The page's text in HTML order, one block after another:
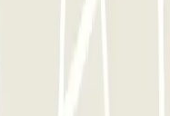
NN Valencia III